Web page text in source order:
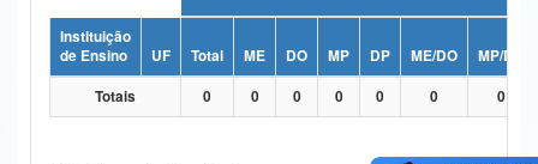
Ministério da Ciência, Tecnologia, Inovações e Comunicações
Ministério do Meio Ambiente
Instituição
de Ensino
UF Total ME DO MP DP ME/DO
MP/DP
Totais
0 0 0 0 0 0 0